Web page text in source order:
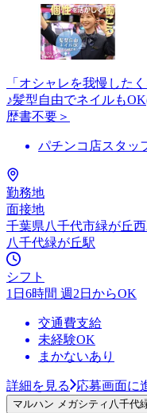
「オシャレを我慢した
♪髪型自由でネイルも
歴書不要＞
パチンコ店スタッ
勤務地
面接地
千葉県八千代市緑が丘西
八千代緑が丘駅
シフト
1日6時間 週2日からOK
交通費支給
未経験OK
まかないあり
詳細を見る 応募画面に
マルハン メガシティ八千代